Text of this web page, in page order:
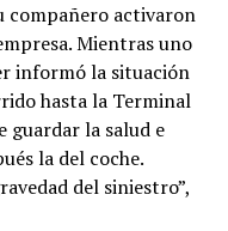
compañero activaron
Mientras uno
informó la situación
hasta la Terminal
guardar la salud e
la del coche.
del siniestro”,